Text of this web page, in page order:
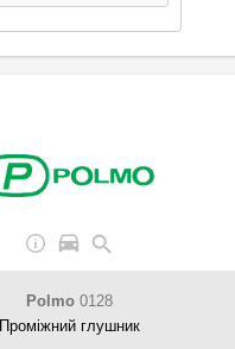
Polmo0128
Проміжний глушник